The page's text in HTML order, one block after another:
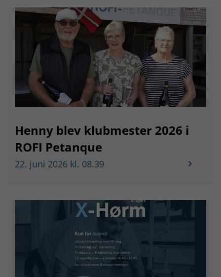
Henny blev klubmester 2026 i
ROFI Petanque
22. juni 2026 kl. 08.39